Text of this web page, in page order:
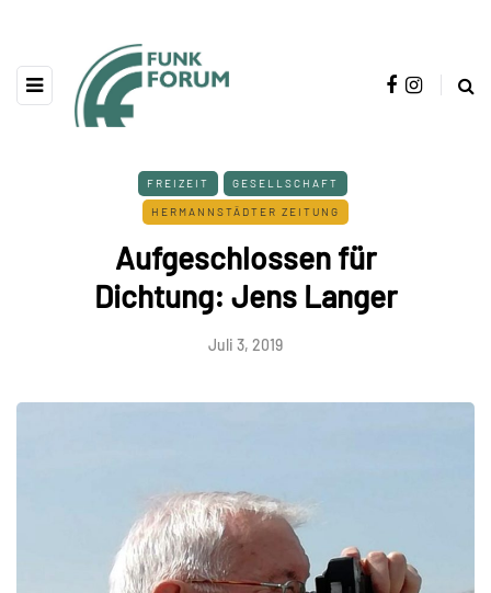
FREIZEIT GESELLSCHAFT
HERMANNSTÄDTER ZEITUNG
Aufgeschlossen für
Dichtung: Jens Langer
Juli 3, 2019